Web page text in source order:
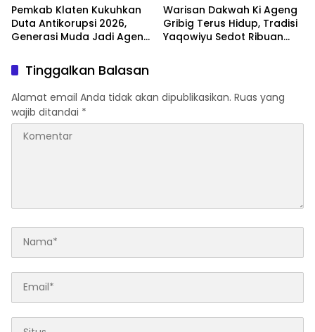
Ketersediaan Stok Darah
Ayolah Mulai
Pemkab Klaten Kukuhkan
Duta Antikorupsi 2026,
Generasi Muda Jadi Agen
Warisan Dakwah Ki Ageng
Gribig Terus Hidup, Tradisi
Yaqowiyu Sedot Ribuan
Tinggalkan Balasan
Alamat email Anda tidak akan dipublikasikan. Ruas yang
wajib ditandai *